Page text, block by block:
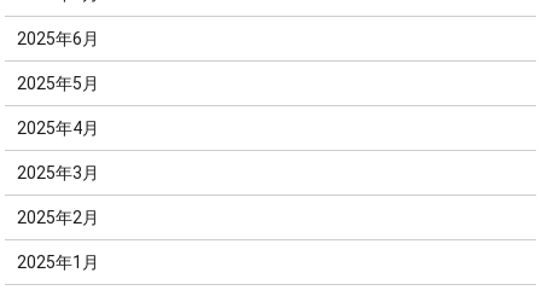
2025年6月
2025年5月
2025年4月
2025年3月
2025年2月
2025年1月